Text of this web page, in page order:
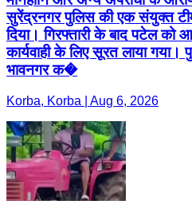
सुरेंद्रनगर पुलिस की एक संयुक्त
दिया। गिरफ्तारी के बाद पटेल
कार्यवाही के लिए सूरत लाया
भावनगर क�
Korba, Korba | Aug 6, 2026